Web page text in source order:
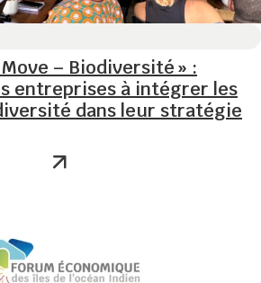
– Biodiversité » :
entreprises à intégrer les
dans leur stratégie